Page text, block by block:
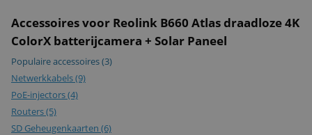
ONVIF-
i
Opslag via Cloud
EAN
Downloads
Accessoires voor Reolink B660 Atlas draadloze 4K
ColorX batterijcamera + Solar Paneel
Populaire accessoires(3)
Netwerkkabels(9)
PoE-injectors(4)
Routers(5)
SD Geheugenkaarten (6)